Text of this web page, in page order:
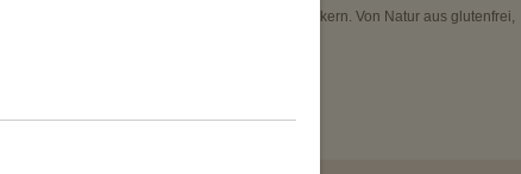
Zusatz von Farbstoffen und Geschmacksverstärkern. Von Natur aus glutenfrei,